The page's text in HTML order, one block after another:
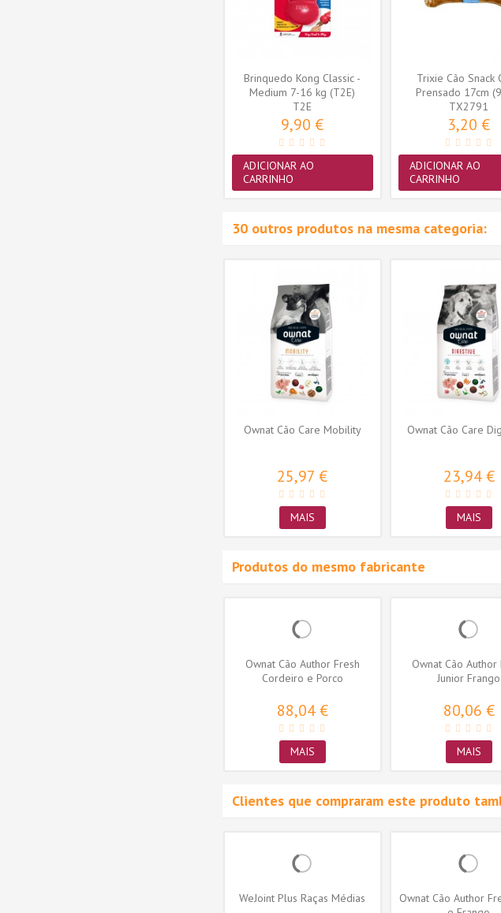
Brinquedo Kong Classic -
Medium 7-16 kg (T2E)
T2E
9,90 €
ADICIONAR AO
CARRINHO
Trixie Cão Snack
Prensado 17cm
(TX2791)
TX2791
3,20 €
ADICIONAR AO
CARRINHO
30 outros produtos na mesma categoria:
Ownat Cão Care Mobility
25,97 €
MAIS
Ownat Cão Care
23,94 €
MAIS
Produtos do mesmo fabricante
Ownat Cão Author Fresh
Cordeiro e Porco
88,04 €
MAIS
Ownat Cão Author
Junior Frango
80,06 €
MAIS
Clientes que compraram este produto
WeJoint Plus Raças Médias
Ownat Cão Author